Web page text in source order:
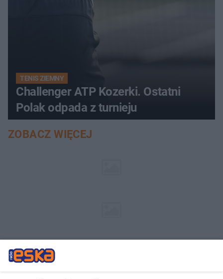
TENIS ZIEMNY
Challenger ATP Kozerki. Ostatni
Polak odpada z turnieju
ZOBACZ WIĘCEJ